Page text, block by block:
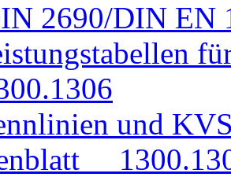
2690/DIN EN
und